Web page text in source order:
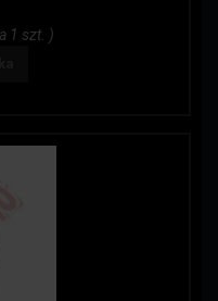
1 szt. )